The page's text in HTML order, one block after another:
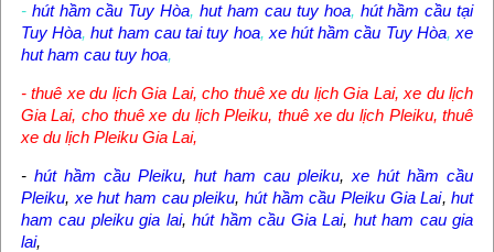
- hút hầm cầu Tuy Hòa,hut ham cau tuy hoa, hút hầm cầu tại
Tuy Hòa,hut ham cau tai tuy hoa, xe hút hầm cầu Tuy Hòa,xe
hut ham cau tuy hoa,
-thuê xe du lịch Gia Lai,cho thuê xe du lịch Gia Lai,xe du lịch
Gia Lai,cho thuê xe du lịch Pleiku,thuê xe du lịch Pleiku,thuê
xe du lịch Pleiku Gia Lai,
- hút hầm cầu Pleiku, hut ham cau pleiku,xe hút hầm cầu
Pleiku, xe hut ham cau pleiku,hút hầm cầu Pleiku Gia Lai,hut
ham cau pleiku gia lai,hút hầm cầu Gia Lai, hut ham cau gia
lai,